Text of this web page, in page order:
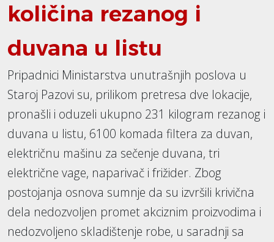
količina rezanog i
duvana u listu
Pripadnici Ministarstva unutrašnjih poslova u
Staroj Pazovi su, prilikom pretresa dve lokacije,
pronašli i oduzeli ukupno 231 kilogram rezanog i
duvana u listu, 6100 komada filtera za duvan,
električnu mašinu za sečenje duvana, tri
električne vage, naparivač i frižider. Zbog
postojanja osnova sumnje da su izvršili krivična
dela nedozvoljen promet akciznim proizvodima i
nedozvoljeno skladištenje robe, u saradnji sa